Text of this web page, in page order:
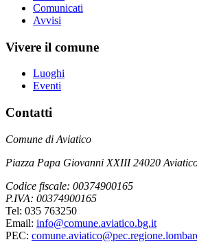
Comunicati
Avvisi
Vivere il comune
Luoghi
Eventi
Contatti
Comune di Aviatico
Piazza Papa Giovanni XXIII 24020
Codice fiscale: 00374900165
P.IVA: 00374900165
Tel: 035 763250
Email: info@comune.aviatico.bg.it
PEC: